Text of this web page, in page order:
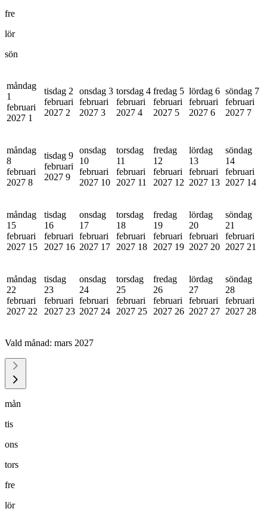
fre
lör
sön
måndag
1
februari
2027 1
tisdag 2
februari
2027 2
onsdag 3
februari
2027 3
torsdag 4
februari
2027 4
fredag 5
februari
2027 5
lördag 6
februari
2027 6
söndag 7
februari
2027 7
måndag
8
februari
2027 8
tisdag 9
februari
2027 9
onsdag
10
februari
2027 10
torsdag
11
februari
2027 11
fredag
12
februari
2027 12
lördag
13
februari
2027 13
söndag
14
februari
2027 14
måndag
15
februari
2027 15
tisdag
16
februari
2027 16
onsdag
17
februari
2027 17
torsdag
18
februari
2027 18
fredag
19
februari
2027 19
lördag
20
februari
2027 20
söndag
21
februari
2027 21
måndag
22
februari
2027 22
tisdag
23
februari
2027 23
onsdag
24
februari
2027 24
torsdag
25
februari
2027 25
fredag
26
februari
2027 26
lördag
27
februari
2027 27
söndag
28
februari
2027 28
Vald månad: mars 2027
mån
tis
ons
tors
fre
lör